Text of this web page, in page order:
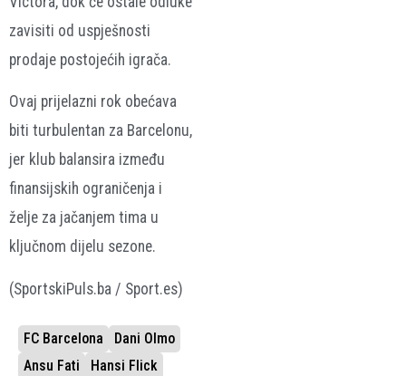
zavisiti od uspješnosti
prodaje postojećih igrača.
Ovaj prijelazni rok obećava
biti turbulentan za Barcelonu,
jer klub balansira između
finansijskih ograničenja i
želje za jačanjem tima u
ključnom dijelu sezone.
(SportskiPuls.ba / Sport.es)
FC Barcelona
Dani Olmo
Ansu Fati
Hansi Flick